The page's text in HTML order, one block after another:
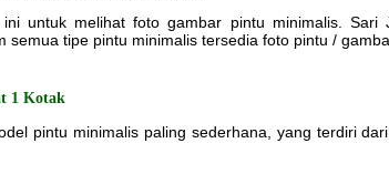
untuk melihat foto gambar pintu minimalis.
semua tipe pintu minimalis tersedia foto pintu /
1 Kotak
pintu minimalis paling sederhana, yang terdiri